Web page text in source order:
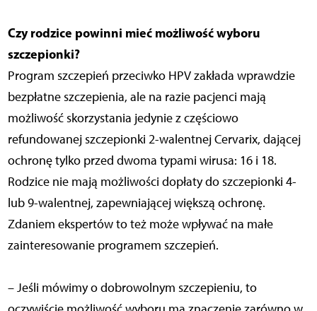
Czy rodzice powinni mieć możliwość wyboru
szczepionki?
Program szczepień przeciwko HPV zakłada wprawdzie
bezpłatne szczepienia, ale na razie pacjenci mają
możliwość skorzystania jedynie z częściowo
refundowanej szczepionki 2-walentnej Cervarix, dającej
ochronę tylko przed dwoma typami wirusa: 16 i 18.
Rodzice nie mają możliwości dopłaty do szczepionki 4-
lub 9-walentnej, zapewniającej większą ochronę.
Zdaniem ekspertów to też może wpływać na małe
zainteresowanie programem szczepień.
– Jeśli mówimy o dobrowolnym szczepieniu, to